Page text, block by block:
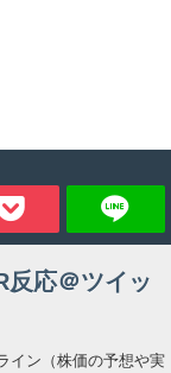
反応＠ツイッ
イン（株価の予想や実